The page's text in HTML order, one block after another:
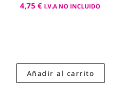
4,75€ I.V.A NO INCLUIDO
Añadir al carrito